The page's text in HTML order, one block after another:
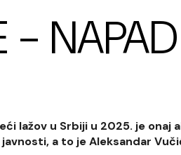
-
lažov u Srbiji u 2025. je onaj
a to je Aleksandar